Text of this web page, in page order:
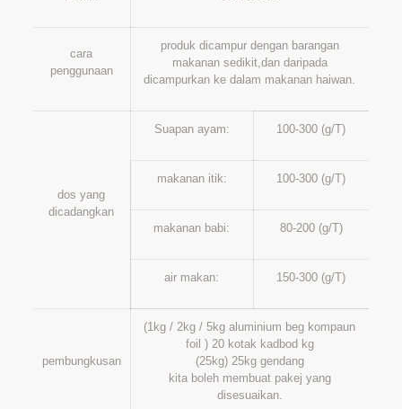
cara
penggunaan
produk dicampur dengan barangan
makanan sedikit,dan daripada
dicampurkan ke dalam makanan haiwan.
dos yang
dicadangkan
Suapan ayam: 100-300 (g/T)
makanan itik: 100-300 (g/T)
makanan babi: 80-200 (g/T)
air makan: 150-300 (g/T)
pembungkusan
(1kg / 2kg / 5kg aluminium beg kompaun
foil ) 20 kotak kadbod kg
(25kg) 25kg gendang
kita boleh membuat pakej yang
disesuaikan.